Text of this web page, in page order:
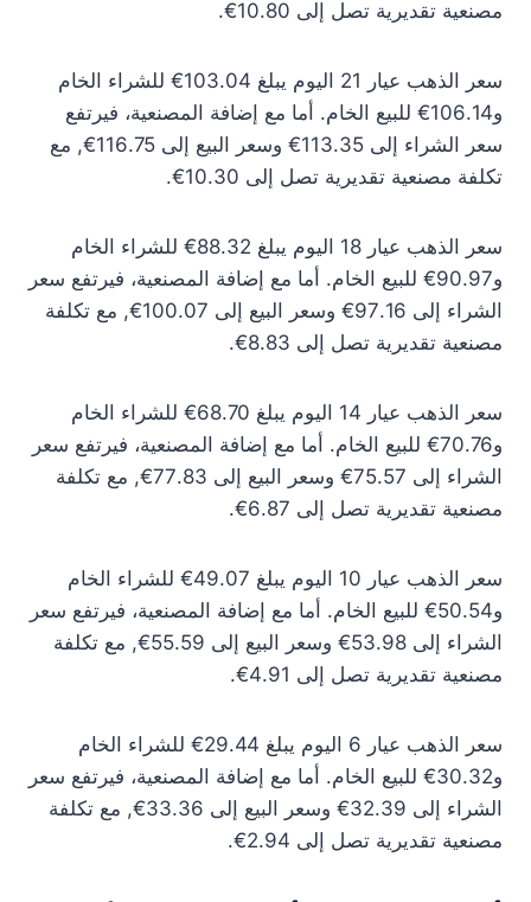
مصنعية تقديرية تصل إلى 10.80€.
سعر الذهب عيار 21 اليوم يبلغ 103.04€ للشراء الخام
و106.14€ للبيع الخام. أما مع إضافة المصنعية، فيرتفع
سعر الشراء إلى 113.35€ وسعر البيع إلى 116.75€, مع
تكلفة مصنعية تقديرية تصل إلى 10.30€.
سعر الذهب عيار 18 اليوم يبلغ 88.32€ للشراء الخام
و90.97€ للبيع الخام. أما مع إضافة المصنعية، فيرتفع سعر
الشراء إلى 97.16€ وسعر البيع إلى 100.07€, مع تكلفة
مصنعية تقديرية تصل إلى 8.83€.
سعر الذهب عيار 14 اليوم يبلغ 68.70€ للشراء الخام
و70.76€ للبيع الخام. أما مع إضافة المصنعية، فيرتفع سعر
الشراء إلى 75.57€ وسعر البيع إلى 77.83€, مع تكلفة
مصنعية تقديرية تصل إلى 6.87€.
سعر الذهب عيار 10 اليوم يبلغ 49.07€ للشراء الخام
و50.54€ للبيع الخام. أما مع إضافة المصنعية، فيرتفع سعر
الشراء إلى 53.98€ وسعر البيع إلى 55.59€, مع تكلفة
مصنعية تقديرية تصل إلى 4.91€.
سعر الذهب عيار 6 اليوم يبلغ 29.44€ للشراء الخام
و30.32€ للبيع الخام. أما مع إضافة المصنعية، فيرتفع سعر
الشراء إلى 32.39€ وسعر البيع إلى 33.36€, مع تكلفة
مصنعية تقديرية تصل إلى 2.94€.